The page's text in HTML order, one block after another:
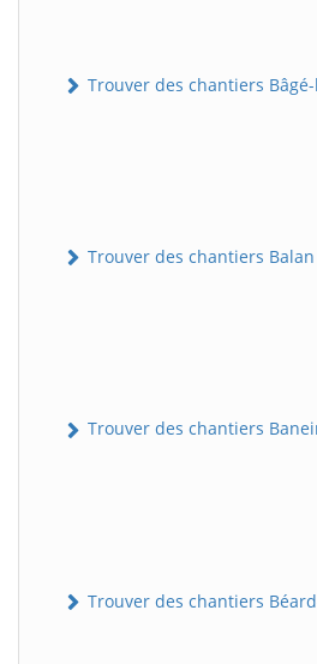
Trouver des chantiers
Trouver des chantiers Balan
Trouver des chantiers
Trouver des chantiers